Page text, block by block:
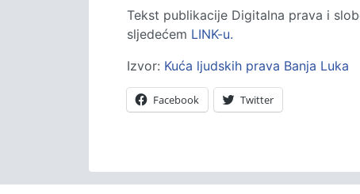
Tekst publikacije Digitalna prava i
sljedećem LINK-u.
Izvor: Kuća ljudskih prava Banja Luka
Facebook Twitter